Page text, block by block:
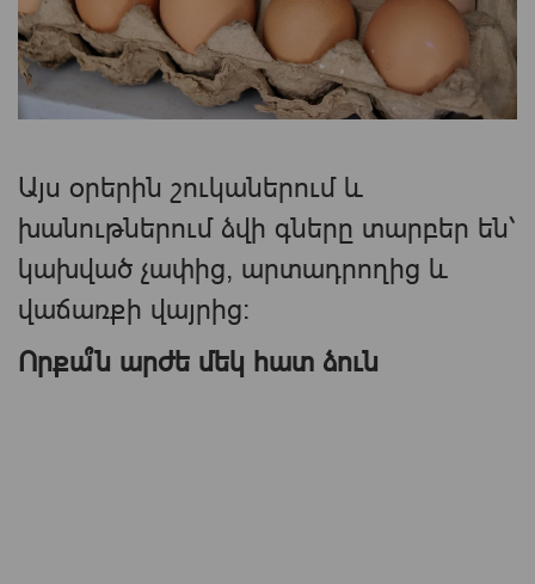
Այս օրերին շուկաներում և
խանութներում ձվի գները տարբեր են՝
կախված չափից, արտադրողից և
վաճառքի վայրից։
Որքա՞ն արժե մեկ հատ ձուն